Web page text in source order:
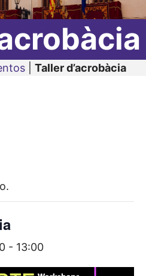
| Taller d’acrobàcia
- 13:00